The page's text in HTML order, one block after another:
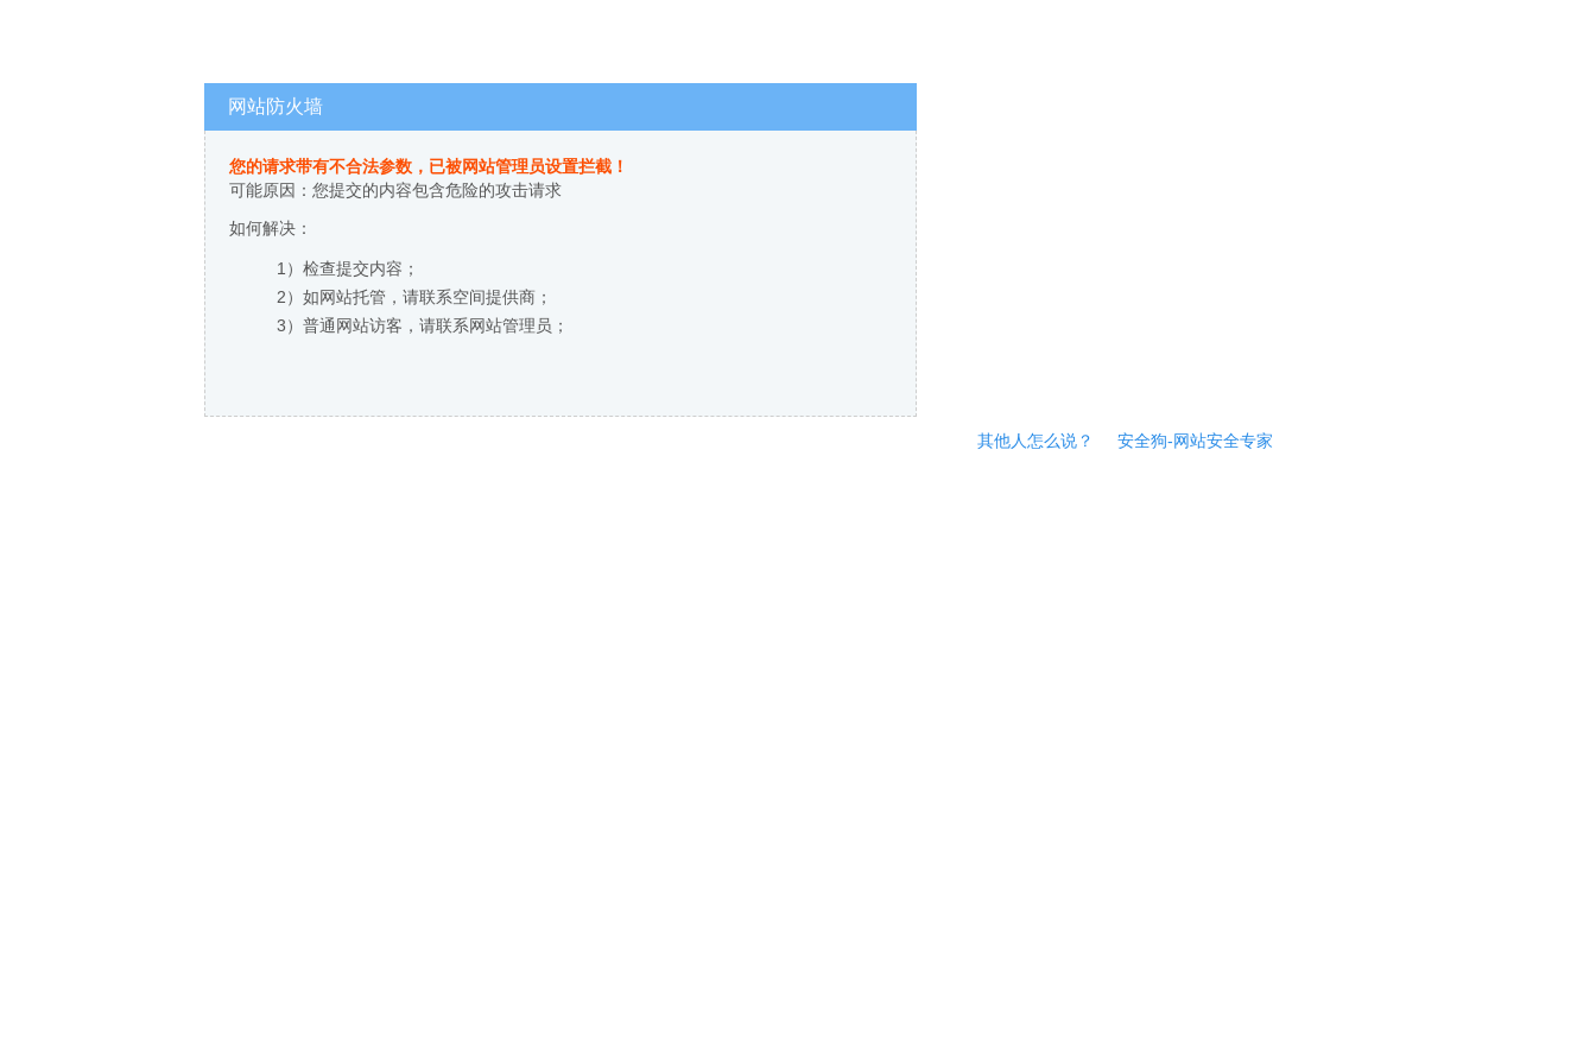
网站防火墙
您的请求带有不合法参数，已被网站管理员设置拦截！
可能原因：您提交的内容包含危险的攻击请求
如何解决：
1）检查提交内容；
2）如网站托管，请联系空间提供商；
3）普通网站访客，请联系网站管理员；
其他人怎么说？ 安全狗-网站安全专家